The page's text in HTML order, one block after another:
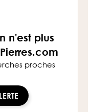
n'est plus
proches